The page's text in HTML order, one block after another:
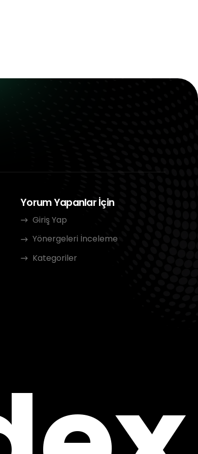
Yorum Yapanlar İçin
Giriş Yap
Yönergeleri İnceleme
Kategoriler